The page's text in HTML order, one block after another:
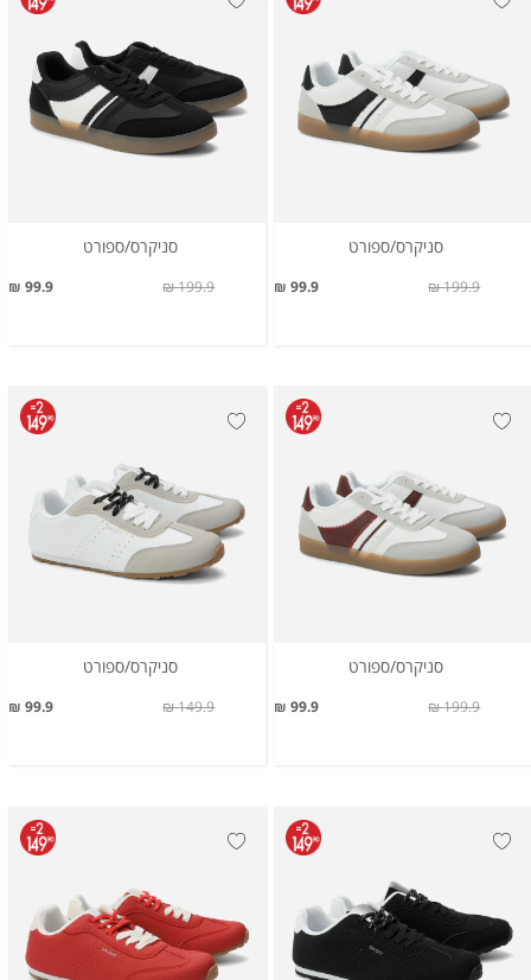
סניקרס/ספורט
99.9 ₪ 199.9 ₪
סניקרס/ספורט
99.9 ₪ 199.9 ₪
סניקרס/ספורט
99.9 ₪ 199.9 ₪
סניקרס/ספורט
99.9 ₪ 149.9 ₪